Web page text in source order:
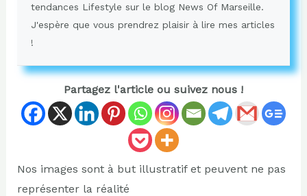
tendances Lifestyle sur le blog News Of Marseille.
J'espère que vous prendrez plaisir à lire mes articles
!
Partagez l'article ou suivez nous !
Nos images sont à but illustratif et peuvent ne pas
représenter la réalité